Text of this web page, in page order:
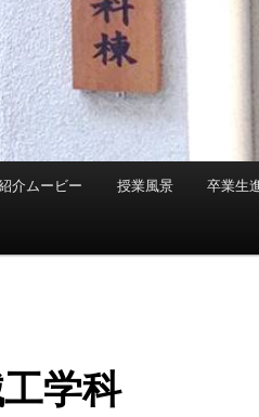
介ムービー 授業風景 卒業生
学科